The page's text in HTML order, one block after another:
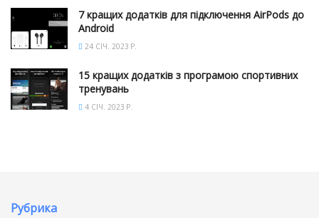
7 кращих додатків для підключення AirPods до
Android
24 СІЧ. 2023 Р.
15 кращих додатків з програмою спортивних
тренувань
4 СІЧ. 2023 Р.
Рубрика